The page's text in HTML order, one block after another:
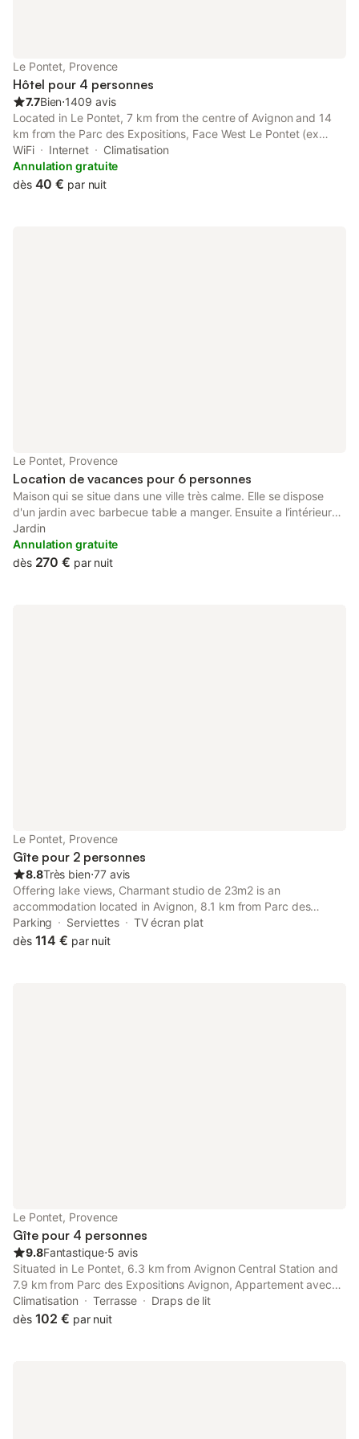
Le Pontet, Provence
Hôtel pour 4 personnes
7.7Bien⋅1409 avis
Located in Le Pontet, 7 km from the centre of Avignon and 14
km from the Parc des Expositions, Face West Le Pontet (ex
Akena) offers free WiFi.
WiFi Internet
Climatisation
Annulation gratuite
dès 40 € par nuit
Le Pontet, Provence
Location de vacances pour 6 personnes
Maison qui se situe dans une ville très calme. Elle se dispose
d'un jardin avec barbecue table a manger. Ensuite a l’intérieur
vous avec le salon avec cuisine ouverte américaine avec tout
les équipement nécessaire à pour cuisiné. A l"étage vous avez
les deux grande chambre avec salle de bain et dressing. Vous
Jardin
Annulation gratuite
dès 270 € par nuit
Le Pontet, Provence
Gîte pour 2 personnes
8.8Très bien⋅77 avis
Offering lake views, Charmant studio de 23m2 is an
accommodation located in Avignon, 8.1 km from Parc des
Expositions Avignon and 8.6 km from Avignon TGV Train Station.
With free private parking, the property is 4.
Parking Serviettes
TV écran plat
dès 114 € par nuit
Le Pontet, Provence
Gîte pour 4 personnes
9.8Fantastique⋅5 avis
Situated in Le Pontet, 6.3 km from Avignon Central Station and
7.9 km from Parc des Expositions Avignon, Appartement avec
véranda donnant sur le jardin offers air conditioning. This
property offers access to a terrace and free private parking.
Climatisation Terrasse
Draps de lit
dès 102 € par nuit